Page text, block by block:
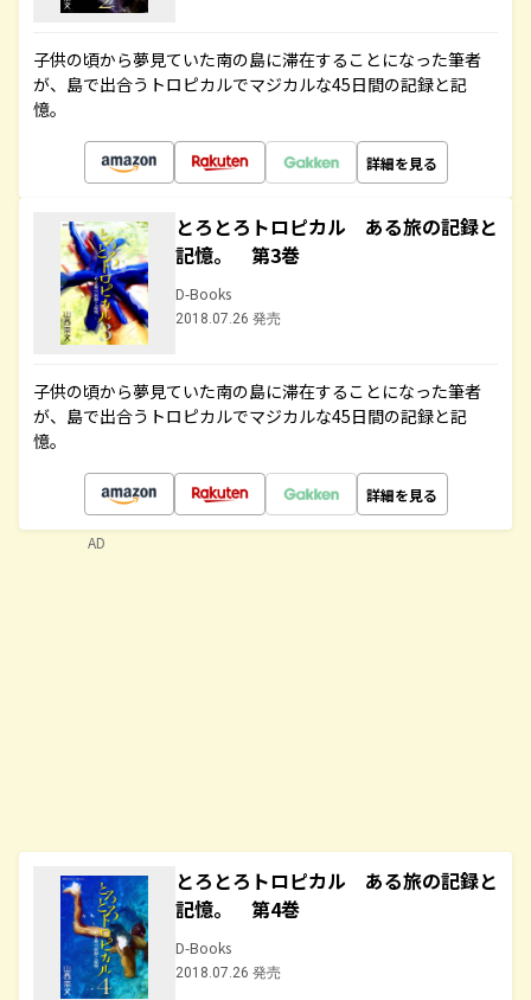
子供の頃から夢見ていた南の島に滞在することになった筆者
が、島で出合うトロピカルでマジカルな45日間の記録と記
憶。
詳細を見る
とろとろトロピカル ある旅の記録と
記憶。 第3巻
D-Books
2018.07.26 発売
子供の頃から夢見ていた南の島に滞在することになった筆者
が、島で出合うトロピカルでマジカルな45日間の記録と記
憶。
詳細を見る
とろとろトロピカル ある旅の記録と
記憶。 第4巻
D-Books
2018.07.26 発売
AD